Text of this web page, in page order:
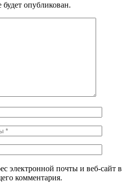
опубликован.
электронной почты и веб-сайт в
комментария.